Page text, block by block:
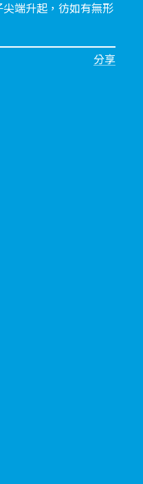
端升起，彷如有無形
分享